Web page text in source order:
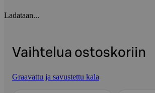
Ladataan...
Vaihtelua ostoskoriin
Graavattu ja savustettu kala